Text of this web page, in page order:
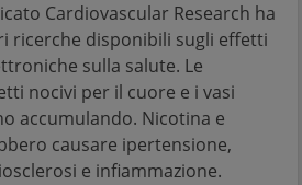
Cardiovascular Research ha
ricerche disponibili sugli effetti
sulla salute. Le
nocivi per il cuore e i vasi
accumulando. Nicotina e
causare ipertensione,
e infiammazione.